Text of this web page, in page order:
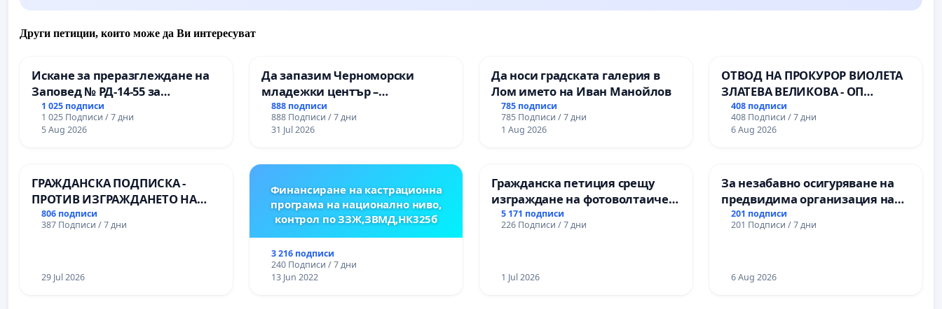
Други петиции, които може да Ви интересуват
Искане за преразглеждане на
Заповед № РД-14-55 за
вливането на
Професионалната гимназия по
промишлени технологии в
Пазарджик
1 025 подписи
1 025 Подписи / 7 дни
5 Aug 2026
Да запазим Черноморски
младежки център –
пространство за младите на
Варна
888 подписи
888 Подписи / 7 дни
31 Jul 2026
Да носи градската галерия в
Лом името на Иван Манойлов
785 подписи
785 Подписи / 7 дни
1 Aug 2026
ОТВОД НА ПРОКУРОР ВИОЛЕТА
ЗЛАТЕВА ВЕЛИКОВА - ОП
ДОБРИЧ
408 подписи
408 Подписи / 7 дни
6 Aug 2026
ГРАЖДАНСКА ПОДПИСКА -
ПРОТИВ ИЗГРАЖДАНЕТО НА
ВЪЖЕНА ЛИНИЯ (ЛИФТ) НА
ТЕРИТОРИЯТА НА ПРИРОДНА
(БУНАРДЖИК)
806 подписи
387 Подписи / 7 дни
29 Jul 2026
Финансиране на кастрационна
програма на национално ниво,
контрол по ЗЗЖ,ЗВМД,НК325б
3 216 подписи
240 Подписи / 7 дни
13 Jun 2022
Гражданска петиция срещу
изграждане на фотоволтаичен
парк в с.Прибой, общ. Радомир
5 171 подписи
226 Подписи / 7 дни
1 Jul 2026
За незабавно осигуряване на
предвидима организация на
учебния процес и гарантиране
на правото на равнопоставено
Александър I“ и Хуманитарна
201 подписи
201 Подписи / 7 дни
6 Aug 2026